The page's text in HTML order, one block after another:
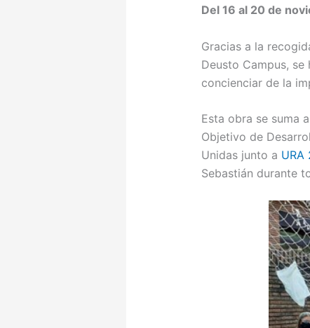
Del 16 al 20 de
Gracias a la
Deusto Campus,
concienciar de la
Esta obra se suma
Objetivo de
Unidas junto a URA
Sebastián durante